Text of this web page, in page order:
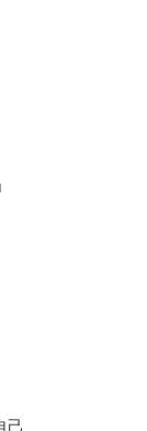
己